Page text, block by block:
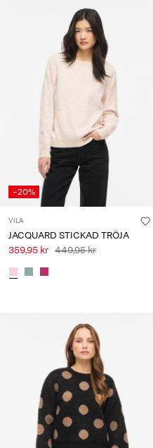
-20%
VILA
JACQUARD STICKAD TRÖJA
359,95 kr 449,95 kr